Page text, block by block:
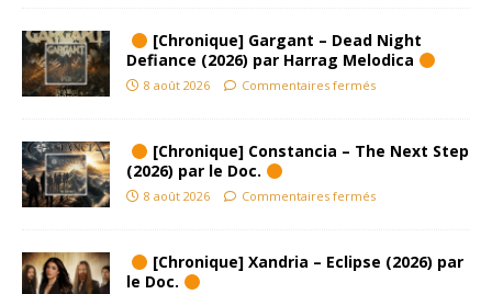
[Chronique] Gargant – Dead Night
Defiance (2026) par Harrag Melodica
8 août 2026 Commentaires fermés
[Chronique] Constancia – The Next Step
(2026) par le Doc.
8 août 2026 Commentaires fermés
[Chronique] Xandria – Eclipse (2026) par
le Doc.